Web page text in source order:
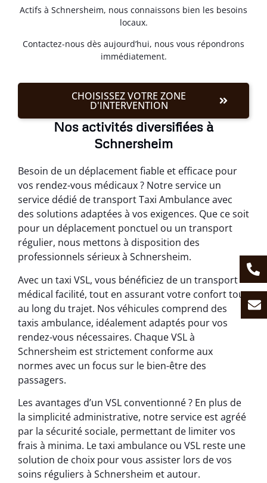
Actifs à Schnersheim, nous connaissons bien les besoins
locaux.
Contactez-nous dès aujourd’hui, nous vous répondrons
immédiatement.
CHOISISSEZ VOTRE ZONE
D'INTERVENTION
Nos activités diversifiées à
Schnersheim
Besoin de un déplacement fiable et efficace pour
vos rendez-vous médicaux ? Notre service un
service dédié de transport Taxi Ambulance avec
des solutions adaptées à vos exigences. Que ce soit
pour un déplacement ponctuel ou un transport
régulier, nous mettons à disposition des
professionnels sérieux à Schnersheim.
Avec un taxi VSL, vous bénéficiez de un transport
médical facilité, tout en assurant votre confort tout
au long du trajet. Nos véhicules comprend des
taxis ambulance, idéalement adaptés pour vos
rendez-vous nécessaires. Chaque VSL à
Schnersheim est strictement conforme aux
normes avec un focus sur le bien-être des
passagers.
Les avantages d’un VSL conventionné ? En plus de
la simplicité administrative, notre service est agréé
par la sécurité sociale, permettant de limiter vos
frais à minima. Le taxi ambulance ou VSL reste une
solution de choix pour vous assister lors de vos
soins réguliers à Schnersheim et autour.